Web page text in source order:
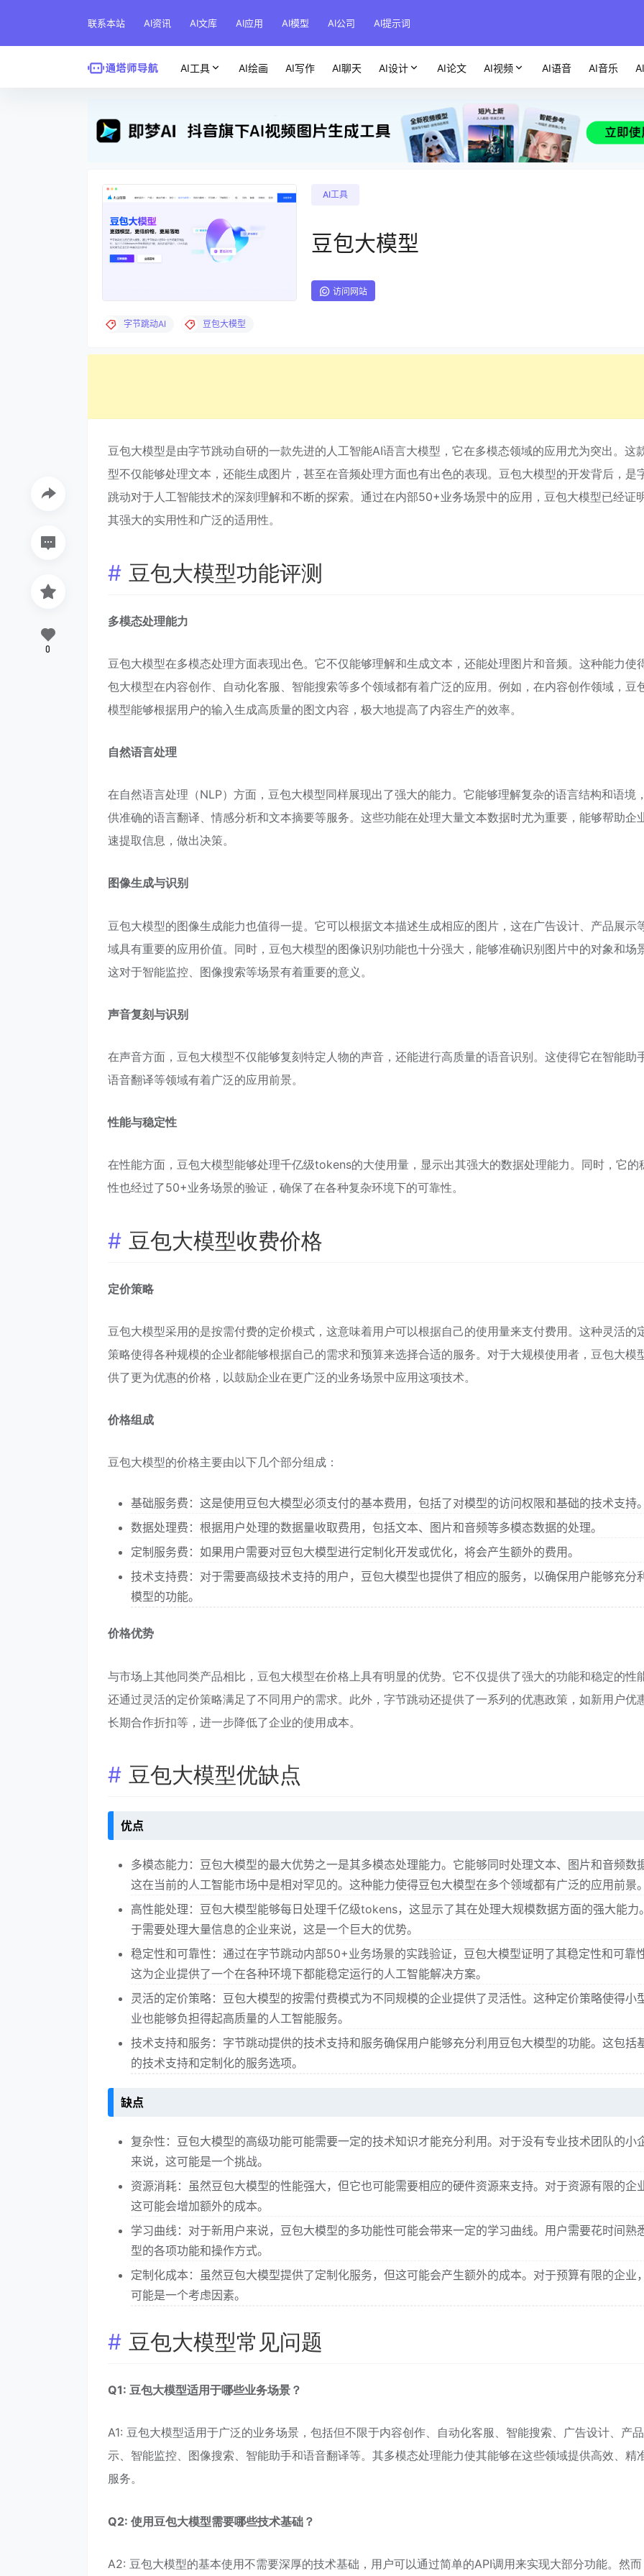
联系本站 AI资讯 AI文库 AI应用 AI模型 AI公司 AI提示词
AI工具 AI绘画 AI写作 AI聊天 AI设计 AI论文 AI视频 AI语音 AI音乐
AI工具
豆包大模型
访问网站
字节跳动AI 豆包大模型
豆包大模型是由字节跳动自研的一款先进的人工智能AI语言大模型，它在多模态领域的应用尤为突出。这
型不仅能够处理文本，还能生成图片，甚至在音频处理方面也有出色的表现。豆包大模型的开发背后，是
跳动对于人工智能技术的深刻理解和不断的探索。通过在内部50+业务场景中的应用，豆包大模型已经证
其强大的实用性和广泛的适用性。
豆包大模型功能评测
多模态处理能力
豆包大模型在多模态处理方面表现出色。它不仅能够理解和生成文本，还能处理图片和音频。这种能力使
包大模型在内容创作、自动化客服、智能搜索等多个领域都有着广泛的应用。例如，在内容创作领域，豆
模型能够根据用户的输入生成高质量的图文内容，极大地提高了内容生产的效率。
自然语言处理
在自然语言处理（NLP）方面，豆包大模型同样展现出了强大的能力。它能够理解复杂的语言结构和语境
供准确的语言翻译、情感分析和文本摘要等服务。这些功能在处理大量文本数据时尤为重要，能够帮助企
速提取信息，做出决策。
图像生成与识别
豆包大模型的图像生成能力也值得一提。它可以根据文本描述生成相应的图片，这在广告设计、产品展示
域具有重要的应用价值。同时，豆包大模型的图像识别功能也十分强大，能够准确识别图片中的对象和场
这对于智能监控、图像搜索等场景有着重要的意义。
声音复刻与识别
在声音方面，豆包大模型不仅能够复刻特定人物的声音，还能进行高质量的语音识别。这使得它在智能助手
语音翻译等领域有着广泛的应用前景。
性能与稳定性
在性能方面，豆包大模型能够处理千亿级tokens的大使用量，显示出其强大的数据处理能力。同时，它的
性也经过了50+业务场景的验证，确保了在各种复杂环境下的可靠性。
豆包大模型收费价格
定价策略
豆包大模型采用的是按需付费的定价模式，这意味着用户可以根据自己的使用量来支付费用。这种灵活的
策略使得各种规模的企业都能够根据自己的需求和预算来选择合适的服务。对于大规模使用者，豆包大模
供了更为优惠的价格，以鼓励企业在更广泛的业务场景中应用这项技术。
价格组成
豆包大模型的价格主要由以下几个部分组成：
基础服务费：这是使用豆包大模型必须支付的基本费用，包括了对模型的访问权限和基础的技术支持。
数据处理费：根据用户处理的数据量收取费用，包括文本、图片和音频等多模态数据的处理。
定制服务费：如果用户需要对豆包大模型进行定制化开发或优化，将会产生额外的费用。
技术支持费：对于需要高级技术支持的用户，豆包大模型也提供了相应的服务，以确保用户能够充分
模型的功能。
价格优势
与市场上其他同类产品相比，豆包大模型在价格上具有明显的优势。它不仅提供了强大的功能和稳定的性
还通过灵活的定价策略满足了不同用户的需求。此外，字节跳动还提供了一系列的优惠政策，如新用户优惠
长期合作折扣等，进一步降低了企业的使用成本。
豆包大模型优缺点
优点
多模态能力：豆包大模型的最大优势之一是其多模态处理能力。它能够同时处理文本、图片和音频数据
这在当前的人工智能市场中是相对罕见的。这种能力使得豆包大模型在多个领域都有广泛的应用前景。
高性能处理：豆包大模型能够每日处理千亿级tokens，这显示了其在处理大规模数据方面的强大能力
于需要处理大量信息的企业来说，这是一个巨大的优势。
稳定性和可靠性：通过在字节跳动内部50+业务场景的实践验证，豆包大模型证明了其稳定性和可靠性
这为企业提供了一个在各种环境下都能稳定运行的人工智能解决方案。
灵活的定价策略：豆包大模型的按需付费模式为不同规模的企业提供了灵活性。这种定价策略使得小
业也能够负担得起高质量的人工智能服务。
技术支持和服务：字节跳动提供的技术支持和服务确保用户能够充分利用豆包大模型的功能。这包括
的技术支持和定制化的服务选项。
缺点
复杂性：豆包大模型的高级功能可能需要一定的技术知识才能充分利用。对于没有专业技术团队的小
来说，这可能是一个挑战。
资源消耗：虽然豆包大模型的性能强大，但它也可能需要相应的硬件资源来支持。对于资源有限的企业
这可能会增加额外的成本。
学习曲线：对于新用户来说，豆包大模型的多功能性可能会带来一定的学习曲线。用户需要花时间熟
型的各项功能和操作方式。
定制化成本：虽然豆包大模型提供了定制化服务，但这可能会产生额外的成本。对于预算有限的企业
可能是一个考虑因素。
豆包大模型常见问题
Q1: 豆包大模型适用于哪些业务场景？
A1: 豆包大模型适用于广泛的业务场景，包括但不限于内容创作、自动化客服、智能搜索、广告设计、产
示、智能监控、图像搜索、智能助手和语音翻译等。其多模态处理能力使其能够在这些领域提供高效、精
服务。
Q2: 使用豆包大模型需要哪些技术基础？
A2: 豆包大模型的基本使用不需要深厚的技术基础，用户可以通过简单的API调用来实现大部分功能。然而
0